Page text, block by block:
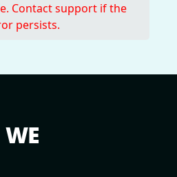
Contact support if the
persists.
WE